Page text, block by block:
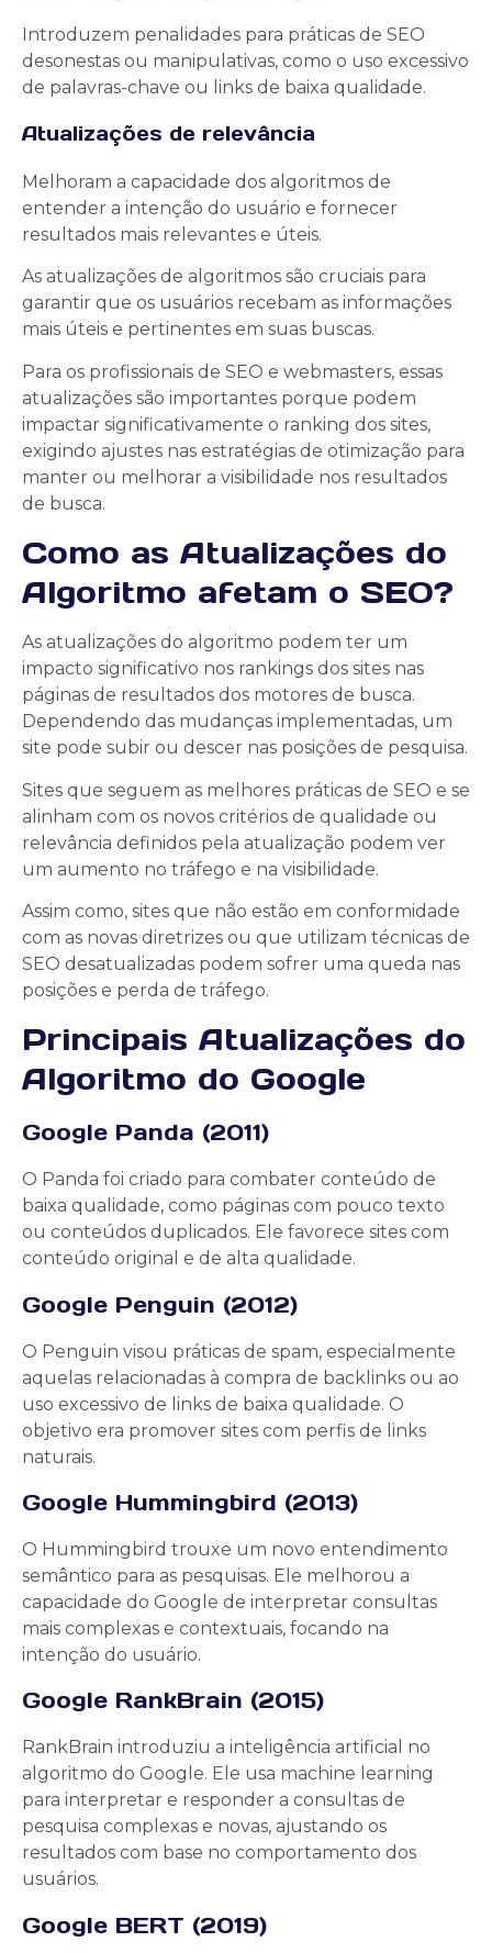
Introduzem penalidades para práticas de SEO
desonestas ou manipulativas, como o uso excessivo
de palavras-chave ou links de baixa qualidade.
Atualizações de relevância
Melhoram a capacidade dos algoritmos de
entender a intenção do usuário e fornecer
resultados mais relevantes e úteis.
As atualizações de algoritmos são cruciais para
garantir que os usuários recebam as informações
mais úteis e pertinentes em suas buscas.
Para os profissionais de SEO e webmasters, essas
atualizações são importantes porque podem
impactar significativamente o ranking dos sites,
exigindo ajustes nas estratégias de otimização para
manter ou melhorar a visibilidade nos resultados
de busca.
Como as Atualizações do
Algoritmo afetam o SEO?
As atualizações do algoritmo podem ter um
impacto significativo nos rankings dos sites nas
páginas de resultados dos motores de busca.
Dependendo das mudanças implementadas, um
site pode subir ou descer nas posições de pesquisa.
Sites que seguem as melhores práticas de SEO e se
alinham com os novos critérios de qualidade ou
relevância definidos pela atualização podem ver
um aumento no tráfego e na visibilidade.
Assim como, sites que não estão em conformidade
com as novas diretrizes ou que utilizam técnicas de
SEO desatualizadas podem sofrer uma queda nas
posições e perda de tráfego.
Principais Atualizações do
Algoritmo do Google
Google Panda (2011)
O Panda foi criado para combater conteúdo de
baixa qualidade, como páginas com pouco texto
ou conteúdos duplicados. Ele favorece sites com
conteúdo original e de alta qualidade.
Google Penguin (2012)
O Penguin visou práticas de spam, especialmente
aquelas relacionadas à compra de backlinks ou ao
uso excessivo de links de baixa qualidade. O
objetivo era promover sites com perfis de links
naturais.
Google Hummingbird (2013)
O Hummingbird trouxe um novo entendimento
semântico para as pesquisas. Ele melhorou a
capacidade do Google de interpretar consultas
mais complexas e contextuais, focando na
intenção do usuário.
Google RankBrain (2015)
RankBrain introduziu a inteligência artificial no
algoritmo do Google. Ele usa machine learning
para interpretar e responder a consultas de
pesquisa complexas e novas, ajustando os
resultados com base no comportamento dos
usuários.
Google BERT (2019)